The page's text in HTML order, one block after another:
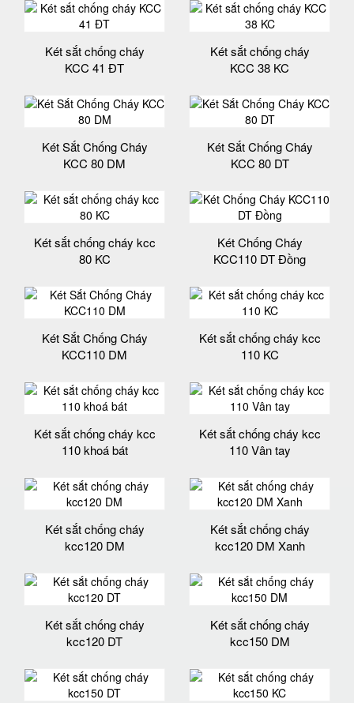
Két sắt chống cháy
KCC 41 ĐT
Két sắt chống cháy
KCC 38 KC
Két Sắt Chống Cháy
KCC 80 DM
Két Sắt Chống Cháy
KCC 80 DT
Két sắt chống cháy kcc
80 KC
Két Chống Cháy
KCC110 DT Đồng
Két Sắt Chống Cháy
KCC110 DM
Két sắt chống cháy kcc
110 KC
Két sắt chống cháy kcc
110 khoá bát
Két sắt chống cháy kcc
110 Vân tay
Két sắt chống cháy
kcc120 DM
Két sắt chống cháy
kcc120 DM Xanh
Két sắt chống cháy
kcc120 DT
Két sắt chống cháy
kcc150 DM